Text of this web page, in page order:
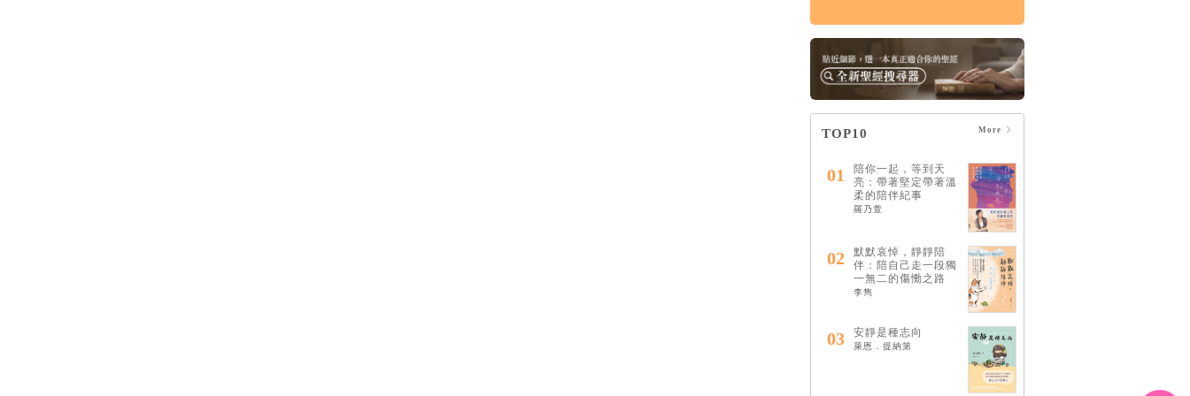
慮、憤怒、壓力和憂
鬱的15個情緒解答
HK$122 $128
TOP10 More
01
陪你一起，等到天
亮：帶著堅定帶著溫
柔的陪伴紀事
羅乃萱
02
默默哀悼，靜靜陪
伴：陪自己走一段獨
一無二的傷慟之路
李雋
03 安靜是種志向
萊恩．提納第